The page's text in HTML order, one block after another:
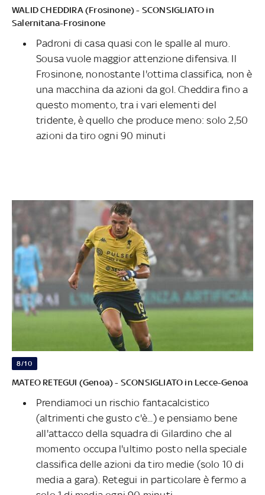
WALID CHEDDIRA (Frosinone) - SCONSIGLIATO in
Salernitana-Frosinone
Padroni di casa quasi con le spalle al muro.
Sousa vuole maggior attenzione difensiva. Il
Frosinone, nonostante l'ottima classifica, non è
una macchina da azioni da gol. Cheddira fino a
questo momento, tra i vari elementi del
tridente, è quello che produce meno: solo 2,50
azioni da tiro ogni 90 minuti
8/10
MATEO RETEGUI (Genoa) - SCONSIGLIATO in Lecce-Genoa
Prendiamoci un rischio fantacalcistico
(altrimenti che gusto c'è...) e pensiamo bene
all'attacco della squadra di Gilardino che al
momento occupa l'ultimo posto nella speciale
classifica delle azioni da tiro medie (solo 10 di
media a gara). Retegui in particolare è fermo a